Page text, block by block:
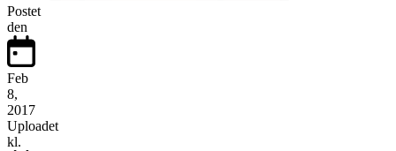
Postet
den
Feb
8,
2017
Uploadet
kl.